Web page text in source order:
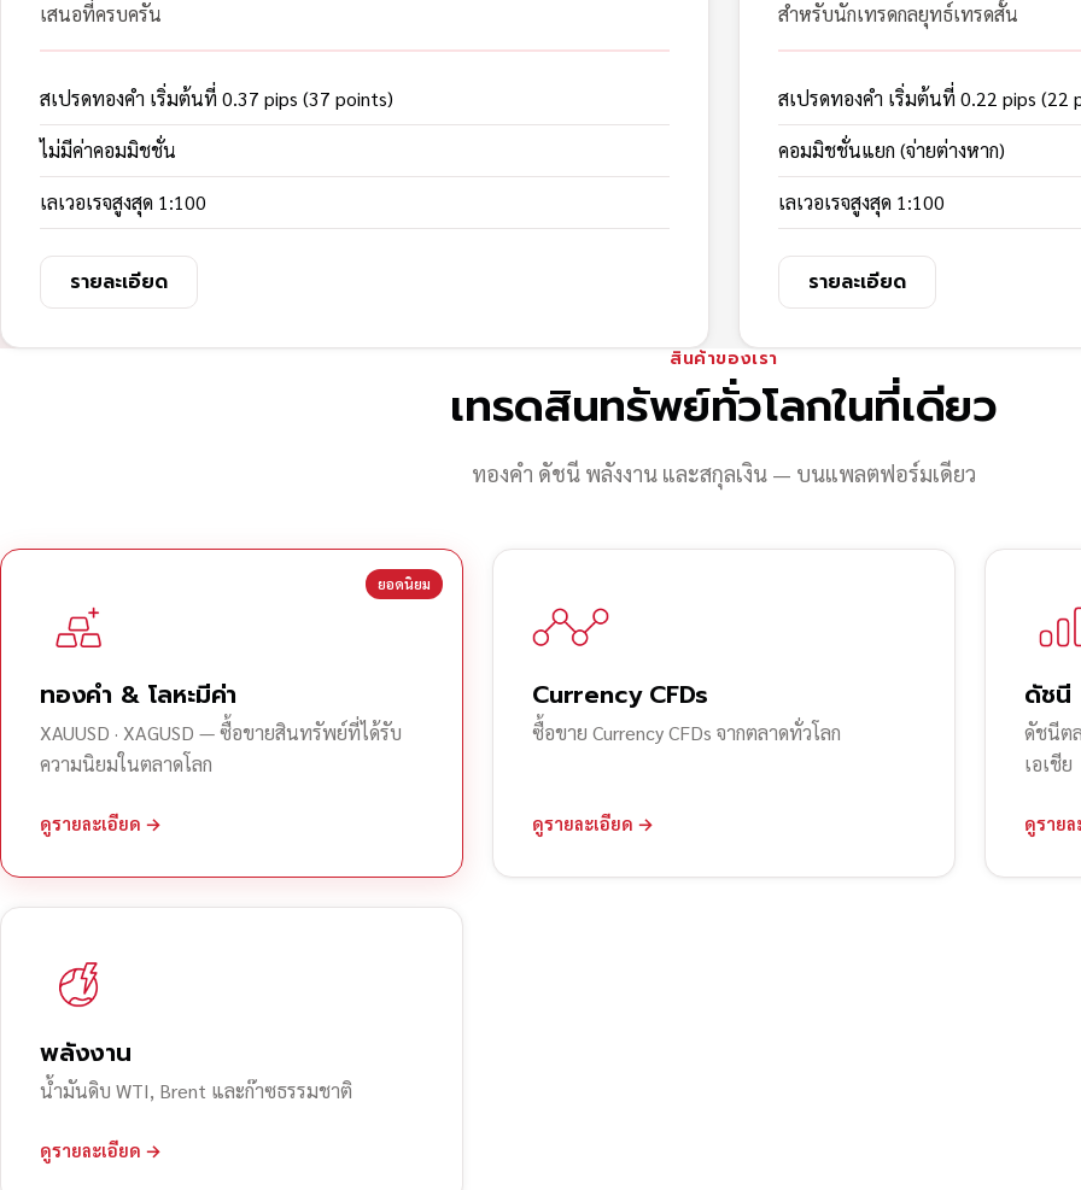
เสนอที่ครบครัน
สเปรดทองคำ เริ่มต้นที่ 0.37 pips (37 points)
ไม่มีค่าคอมมิชชั่น
เลเวอเรจสูงสุด 1:100
รายละเอียด
สำหรับนักเทรดกลยุทธ์เทรดสั้น
สเปรดทองคำ เริ่มต้นที่ 0.22 pips (22
คอมมิชชั่นแยก (จ่ายต่างหาก)
เลเวอเรจสูงสุด 1:100
รายละเอียด
สินค้าของเรา
เทรดสินทรัพย์ทั่วโลกในที่เดียว
ทองคำ ดัชนี พลังงาน และสกุลเงิน — บนแพลตฟอร์มเดียว
ยอดนิยม
ทองคำ & โลหะมีค่า
XAUUSD · XAGUSD — ซื้อขายสินทรัพย์ที่ได้รับ
ความนิยมในตลาดโลก
ดูรายละเอียด →
Currency CFDs
ซื้อขาย Currency CFDs จากตลาดทั่วโลก
ดูรายละเอียด →
ดัชนี
ดัชนีต
เอเชีย
ดูราย
พลังงาน
น้ำมันดิบ WTI, Brent และก๊าซธรรมชาติ
ดูรายละเอียด →